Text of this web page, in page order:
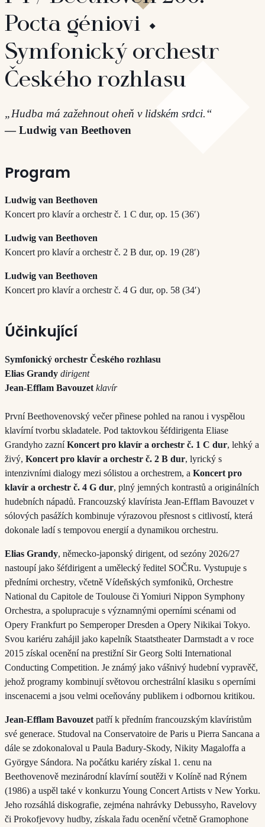
Pocta géniovi ⬩
Symfonický orchestr
Českého rozhlasu
„Hudba má zažehnout oheň v lidském srdci.“
— Ludwig van Beethoven
Program
Ludwig van Beethoven
Koncert pro klavír a orchestr č. 1 C dur, op. 15 (36′)
Ludwig van Beethoven
Koncert pro klavír a orchestr č. 2 B dur, op. 19 (28′)
Ludwig van Beethoven
Koncert pro klavír a orchestr č. 4 G dur, op. 58 (34′)
Účinkující
Symfonický orchestr Českého rozhlasu
Elias Grandy dirigent
Jean-Efflam Bavouzet klavír
První Beethovenovský večer přinese pohled na ranou i vyspělou
klavírní tvorbu skladatele. Pod taktovkou šéfdirigenta Eliase
Grandyho zazníKoncert pro klavír a orchestr č. 1 C dur, lehký a
živý, Koncert pro klavír a orchestr č. 2 B dur, lyrický s
intenzivními dialogy mezi sólistou a orchestrem, a Koncert pro
klavír a orchestr č. 4 G dur, plný jemných kontrastů a originálních
hudebních nápadů. Francouzský klavírista Jean-Efflam Bavouzet v
sólových pasážích kombinuje výrazovou přesnost s citlivostí, která
dokonale ladí s tempovou energií a dynamikou orchestru.
Elias Grandy, německo-japonský dirigent, od sezóny 2026/27
nastoupí jako šéfdirigent a umělecký ředitel SOČRu. Vystupuje s
předními orchestry, včetně Vídeňských symfoniků, Orchestre
National du Capitole de Toulouse či Yomiuri Nippon Symphony
Orchestra, a spolupracuje s významnými operními scénami od
Opery Frankfurt po Semperoper Dresden a Opery Nikikai Tokyo.
Svou kariéru zahájil jako kapelník Staatstheater Darmstadt a v roce
2015 získal ocenění na prestižní Sir Georg Solti International
Conducting Competition. Je známý jako vášnivý hudební vypravěč,
jehož programy kombinují světovou orchestrální klasiku s operními
inscenacemi a jsou velmi oceňovány publikem i odbornou kritikou.
Jean-Efflam Bavouzet patří k předním francouzským klavíristům
své generace. Studoval na Conservatoire de Paris u Pierra Sancana a
dále se zdokonaloval u Paula Badury-Skody, Nikity Magaloffa a
Györgye Sándora. Na počátku kariéry získal 1. cenu na
Beethovenově mezinárodní klavírní soutěži v Kolíně nad Rýnem
(1986) a uspěl také v konkurzu Young Concert Artists v New Yorku.
Jeho rozsáhlá diskografie, zejména nahrávky Debussyho, Ravelovy
či Prokofjevovy hudby, získala řadu ocenění včetně Gramophone